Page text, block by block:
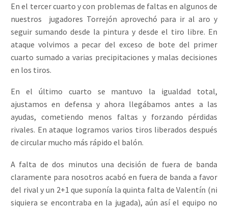
En el tercer cuarto y con problemas de faltas en algunos de
nuestros jugadores Torrejón aprovechó para ir al aro y
seguir sumando desde la pintura y desde el tiro libre. En
ataque volvimos a pecar del exceso de bote del primer
cuarto sumado a varias precipitaciones y malas decisiones
en los tiros.
En el último cuarto se mantuvo la igualdad total,
ajustamos en defensa y ahora llegábamos antes a las
ayudas, cometiendo menos faltas y forzando pérdidas
rivales. En ataque logramos varios tiros liberados después
de circular mucho más rápido el balón.
A falta de dos minutos una decisión de fuera de banda
claramente para nosotros acabó en fuera de banda a favor
del rival y un 2+1 que suponía la quinta falta de Valentín (ni
siquiera se encontraba en la jugada), aún así el equipo no